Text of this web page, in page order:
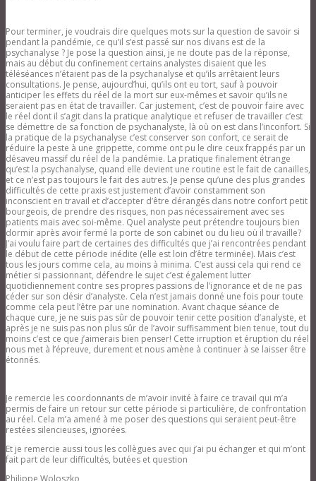
Pour terminer, je voudrais dire quelques mots sur la question de savoir si
pendant la pandémie, ce qu’il s’est passé sur nos divans est de la
psychanalyse ? Je pose la question ainsi, je ne doute pas de la réponse,
mais au début du confinement certains analystes disaient que les
téléséances n’étaient pas de la psychanalyse et qu’ils arrêtaient leurs
consultations. Je pense, aujourd’hui, qu’ils ont eu tort, sauf à pouvoir
anticiper les effets du réel de la mort sur eux-mêmes et savoir qu’ils ne
seraient pas en état de travailler. Car justement, c’est de pouvoir faire avec
le réel dont il s’agit dans la pratique analytique et refuser de travailler c’est
se démettre de sa fonction de psychanalyste, là où on est dans l’inconfort. Si
la pratique de la psychanalyse c’est conserver son confort, ce serait de
réduire la peste à une grippette, comme ont pu le dire ceux frappés par un
désaveu massif du réel de la pandémie. La pratique finalement étrange
qu’est la psychanalyse, quand elle devient une routine est le fait de canailles,
et ce n’est pas toujours le fait des autres. Je pense qu’une des plus grandes
difficultés de cette praxis est justement d’avoir constamment son
inconscient en travail et d’accepter d’être dérangés dans notre confort petit
bourgeois, de prendre des risques, non pas nécessairement avec ses
patients mais avec soi-même. Quel analyste peut prétendre toujours bien
dormir après avoir fermé la porte de son cabinet ou du lieu où il travaille?
J’ai voulu faire part de certaines des difficultés que j’ai rencontrées pendant
le début de cette période inédite (elle est loin d’être terminée). Mais c’est
tous les jours comme cela, au moins à minima. C’est aussi cela qui rend ce
métier si passionnant, défendre le sujet c’est également lutter
quotidiennement contre ses propres passions de l’ignorance et de ne pas
céder sur son désir d’analyste. Cela n’est jamais donné une fois pour toute
comme cela peut l’être par une nomination. Avant chaque séance de
chaque cure, je ne suis pas sûr de pouvoir tenir cette position d’analyste, et
après je ne suis pas non plus sûr de l’avoir suffisamment bien tenue, tout du
moins c’est ce que j’aimerais bien penser! Cette irruption et éruption du réel
nous met à l’épreuve, durement et nous amène à continuer à se laisser être
étonnés.
Je remercie les coordonnants de m’avoir invité à faire ce travail qui m’a
permis de faire un retour sur cette période si particulière, de confrontation
au réel. Cela m’a amené à me poser des questions qui seraient peut-être
restées silencieuses, ignorées.
Et je remercie aussi tous les collègues avec qui j’ai pu échanger et qui m’ont
fait part de leur difficultés, butées et question
Philippe Woloszko